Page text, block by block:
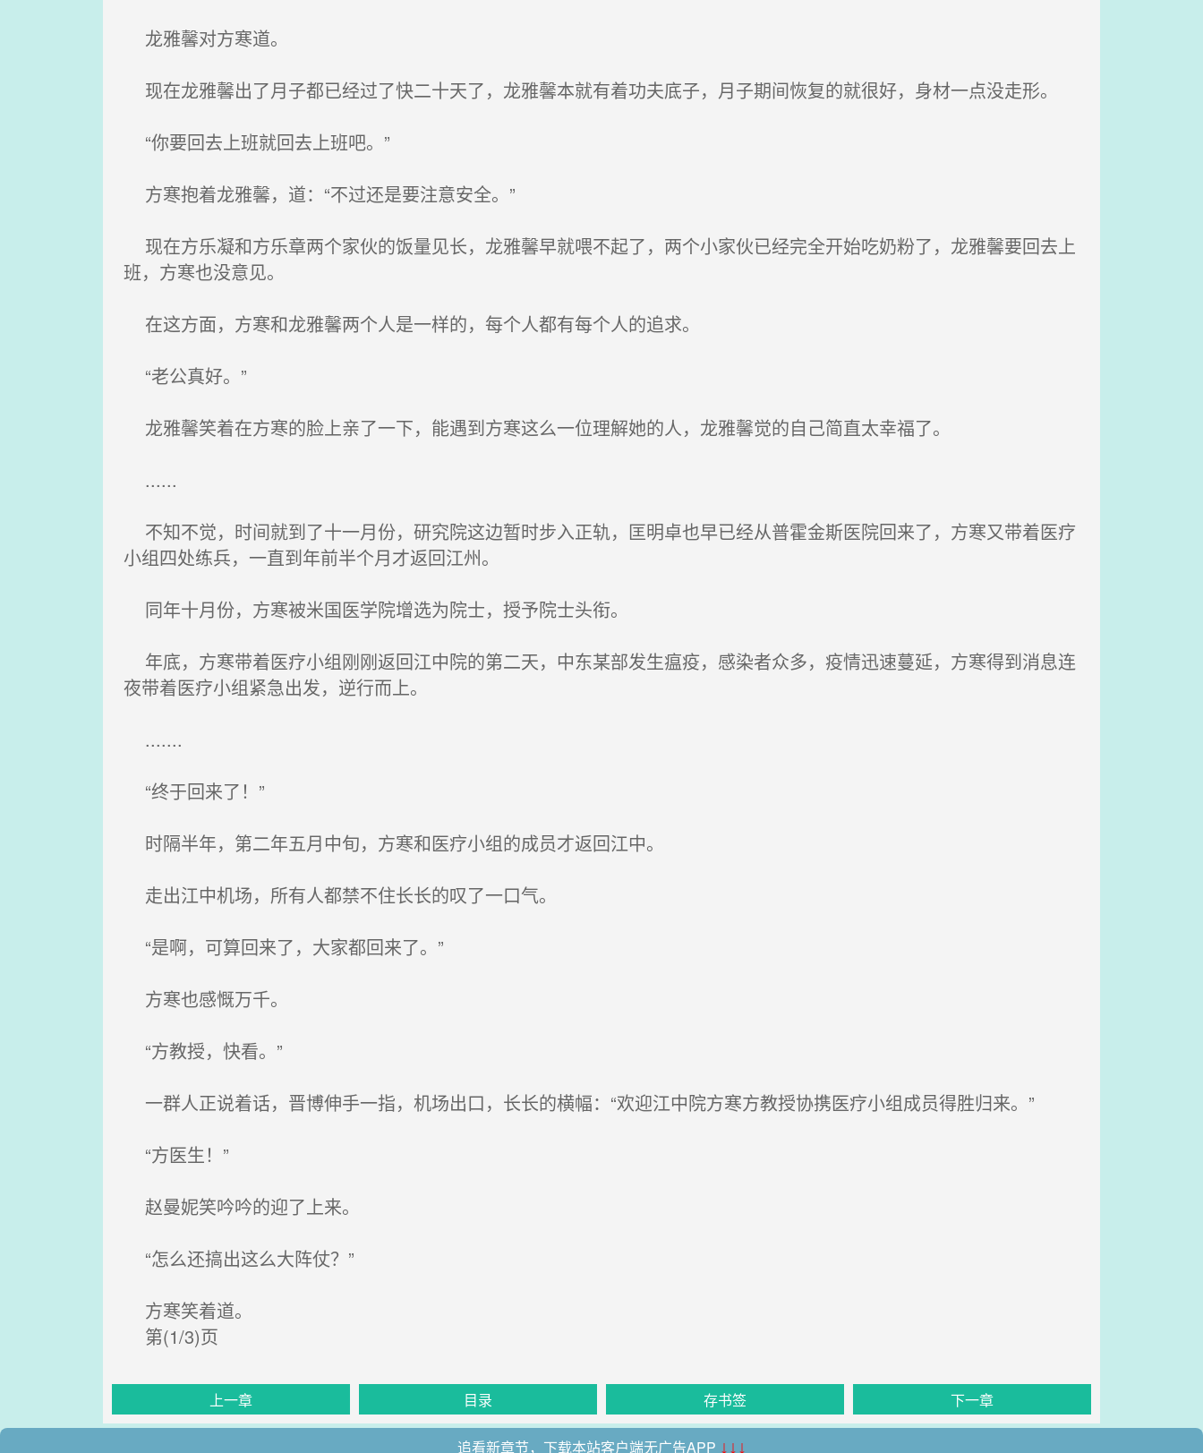
龙雅馨对方寒道。
现在龙雅馨出了月子都已经过了快二十天了，龙雅馨本就有着功夫底子，月子期间恢复的就很好，身材一点没走形。
“你要回去上班就回去上班吧。”
方寒抱着龙雅馨，道：“不过还是要注意安全。”
现在方乐凝和方乐章两个家伙的饭量见长，龙雅馨早就喂不起了，两个小家伙已经完全开始吃奶粉了，龙雅馨要回去上
班，方寒也没意见。
在这方面，方寒和龙雅馨两个人是一样的，每个人都有每个人的追求。
“老公真好。”
龙雅馨笑着在方寒的脸上亲了一下，能遇到方寒这么一位理解她的人，龙雅馨觉的自己简直太幸福了。
......
不知不觉，时间就到了十一月份，研究院这边暂时步入正轨，匡明卓也早已经从普霍金斯医院回来了，方寒又带着医疗
小组四处练兵，一直到年前半个月才返回江州。
同年十月份，方寒被米国医学院增选为院士，授予院士头衔。
年底，方寒带着医疗小组刚刚返回江中院的第二天，中东某部发生瘟疫，感染者众多，疫情迅速蔓延，方寒得到消息连
夜带着医疗小组紧急出发，逆行而上。
.......
“终于回来了！”
时隔半年，第二年五月中旬，方寒和医疗小组的成员才返回江中。
走出江中机场，所有人都禁不住长长的叹了一口气。
“是啊，可算回来了，大家都回来了。”
方寒也感慨万千。
“方教授，快看。”
一群人正说着话，晋博伸手一指，机场出口，长长的横幅：“欢迎江中院方寒方教授协携医疗小组成员得胜归来。”
“方医生！”
赵曼妮笑吟吟的迎了上来。
“怎么还搞出这么大阵仗？”
方寒笑着道。
第(1/3)页
上一章 目录 存书签 下一章
追看新章节，下载本站客户端无广告APP ↓↓↓